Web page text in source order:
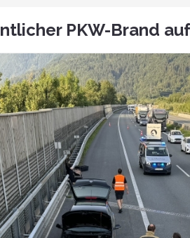
PKW-Brand